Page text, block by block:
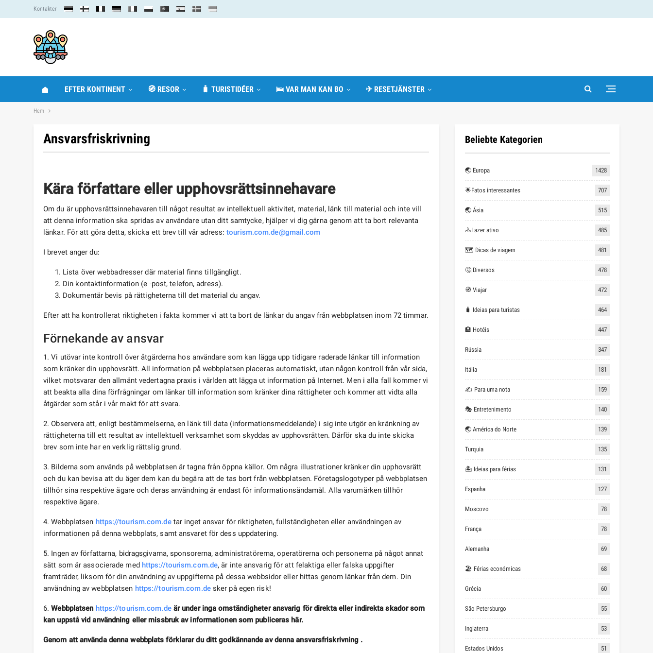
Kontakter
EFTER KONTINENT 🧭 RESOR 🧳 TURISTIDÉER 🛌 VAR MAN KAN BO ✈ RESETJÄNSTER
Hem
Ansvarsfriskrivning
Kära författare eller upphovsrättsinnehavare
Om du är upphovsrättsinnehavaren till något resultat av intellektuell aktivitet, material, länk till material och inte vill
att denna information ska spridas av användare utan ditt samtycke, hjälper vi dig gärna genom att ta bort relevanta
länkar. För att göra detta, skicka ett brev till vår adress:tourism.com.de@gmail.com
I brevet anger du:
Lista över webbadresser där material finns tillgängligt.
Din kontaktinformation (e -post, telefon, adress).
Dokumentär bevis på rättigheterna till det material du angav.
Efter att ha kontrollerat riktigheten i fakta kommer vi att ta bort de länkar du angav från webbplatsen inom 72 timmar.
Förnekande av ansvar
1. Vi utövar inte kontroll över åtgärderna hos användare som kan lägga upp tidigare raderade länkar till information
som kränker din upphovsrätt. All information på webbplatsen placeras automatiskt, utan någon kontroll från vår sida,
vilket motsvarar den allmänt vedertagna praxis i världen att lägga ut information på Internet. Men i alla fall kommer vi
att beakta alla dina förfrågningar om länkar till information som kränker dina rättigheter och kommer att vidta alla
åtgärder som står i vår makt för att svara.
2. Observera att, enligt bestämmelserna, en länk till data (informationsmeddelande) i sig inte utgör en kränkning av
rättigheterna till ett resultat av intellektuell verksamhet som skyddas av upphovsrätten. Därför ska du inte skicka
brev som inte har en verklig rättslig grund.
3. Bilderna som används på webbplatsen är tagna från öppna källor. Om några illustrationer kränker din upphovsrätt
och du kan bevisa att du äger dem kan du begära att de tas bort från webbplatsen. Företagslogotyper på webbplatsen
tillhör sina respektive ägare och deras användning är endast för informationsändamål. Alla varumärken tillhör
respektive ägare.
4. Webbplatsen https://tourism.com.detar inget ansvar för riktigheten, fullständigheten eller användningen av
informationen på denna webbplats, samt ansvaret för dess uppdatering.
5. Ingen av författarna, bidragsgivarna, sponsorerna, administratörerna, operatörerna och personerna på något annat
sätt som är associerade med https://tourism.com.de, är inte ansvarig för att felaktiga eller falska uppgifter
framträder, liksom för din användning av uppgifterna på dessa webbsidor eller hittas genom länkar från dem. Din
användning av webbplatsen https://tourism.com.desker på egen risk!
6.Webbplatsen https://tourism.com.deär under inga omständigheter ansvarig för direkta eller indirekta skador som
kan uppstå vid användning eller missbruk av informationen som publiceras här.
Genom att använda denna webbplats förklarar du ditt godkännande av denna ansvarsfriskrivning .
Beliebte Kategorien
🌏 Europa 1428
🌟Fatos interessantes 707
🌏 Ásia 515
🚴Lazer ativo 485
🗺 Dicas de viagem 481
🤔 Diversos 478
🧭 Viajar 472
🧳 Ideias para turistas 464
🏨 Hotéis 447
Rússia 347
Itália 181
✍ Para uma nota 159
🎭 Entretenimento 140
🌏 América do Norte 139
Turquia 135
🏝 Ideias para férias 131
Espanha 127
Moscovo 78
França 78
Alemanha 69
🏖 Férias económicas 68
Grécia 60
São Petersburgo 55
Inglaterra 53
Estados Unidos 51